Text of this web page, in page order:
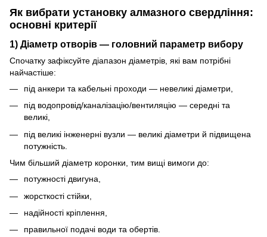
Як вибрати установку алмазного свердління:
основні критерії
1) Діаметр отворів — головний параметр вибору
Спочатку зафіксуйте діапазон діаметрів, які вам потрібні
найчастіше:
під анкери та кабельні проходи — невеликі діаметри,
під водопровід/каналізацію/вентиляцію — середні та
великі,
під великі інженерні вузли — великі діаметри й підвищена
потужність.
Чим більший діаметр коронки, тим вищі вимоги до:
потужності двигуна,
жорсткості стійки,
надійності кріплення,
правильної подачі води та обертів.